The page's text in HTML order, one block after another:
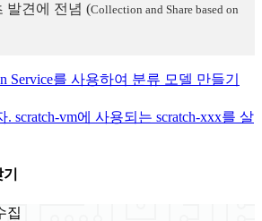
발견에 전념 (Collection and Share based on
Service를 사용하여 분류 모델 만들기
. scratch-vm에 사용되는 scratch-xxx를 살
집